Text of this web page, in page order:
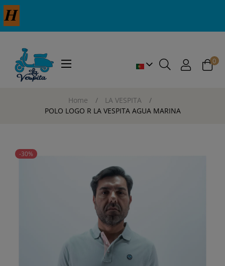
Toggle
☰ 0
Home
LA VESPITA
POLO LOGO R LA VESPITA AGUA MARINA
-30%